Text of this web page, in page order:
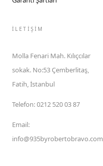
İLETIŞIM
Molla Fenari Mah. Kılıçcılar
sokak. No:53 Çemberlitaş,
Fatih, İstanbul
Telefon:0212 520 03 87
Email:
info@935byrobertobravo.com